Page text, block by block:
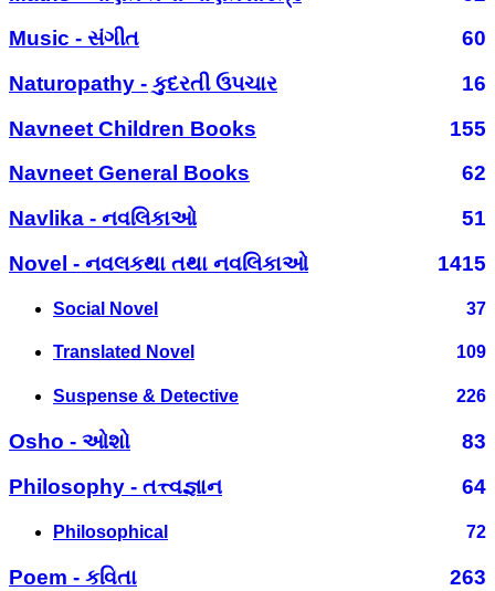
Music - સંગીત
60
Naturopathy - કુદરતી ઉપચાર
16
Navneet Children Books
155
Navneet General Books
62
Navlika - નવલિકાઓ
51
Novel - નવલકથા તથા નવલિકાઓ
1415
Social Novel 37
Translated Novel 109
Suspense & Detective 226
Osho - ઓશો
83
Philosophy - તત્ત્વજ્ઞાન
64
Philosophical 72
Poem - કવિતા
263